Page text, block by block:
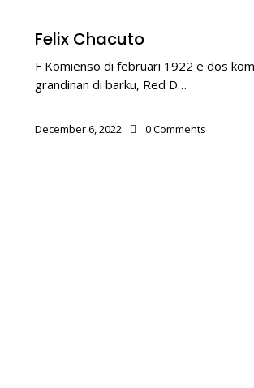
Felix Chacuto
F Komienso di febrüari 1922 e dos
grandinan di barku, Red D…
December 6, 2022 0 Comments